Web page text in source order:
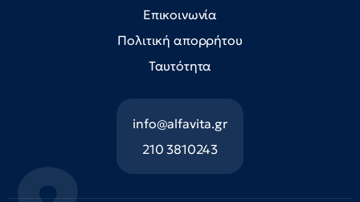
Επικοινωνία
Πολιτική απορρήτου
Ταυτότητα
info@alfavita.gr
210 3810243